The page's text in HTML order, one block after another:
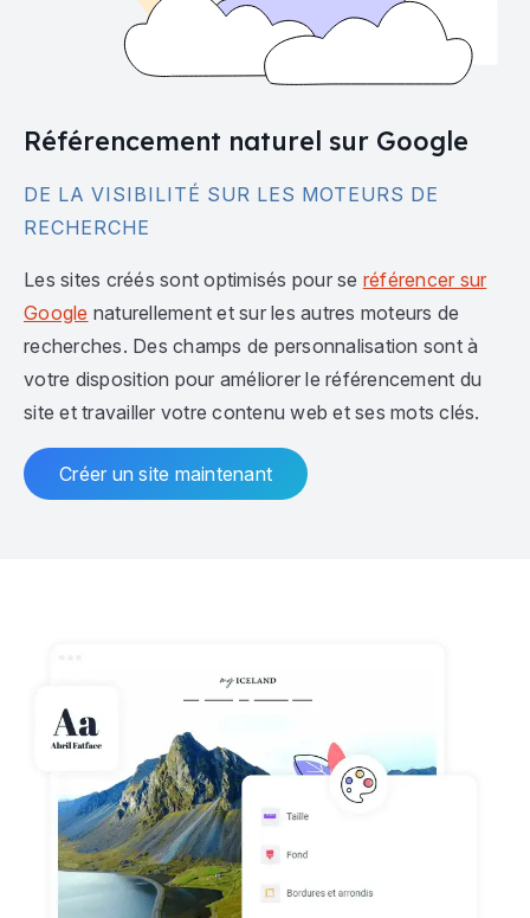
Référencement naturel sur Google
DE LA VISIBILITÉ SUR LES MOTEURS DE
RECHERCHE
Les sites créés sont optimisés pour se référencer sur
Google naturellement et sur les autres moteurs de
recherches. Des champs de personnalisation sont à
votre disposition pour améliorer le référencement du
site et travailler votre contenu web et ses mots clés.
Créer un site maintenant